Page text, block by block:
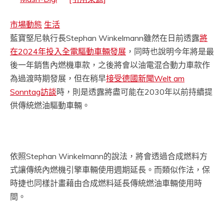
市場動態 生活
藍寶堅尼執行長Stephan Winkelmann雖然在日前透露將
在2024年投入全電驅動車輛發展 ，同時也說明今年將是最
後一年銷售內燃機車款，之後將會以油電混合動力車款作
為過渡時期發展，但在稍早接受德國新聞Welt am
Sonntag訪談時，則是透露將盡可能在2030年以前持續提
供傳統燃油驅動車輛。
依照Stephan Winkelmann的說法，將會透過合成燃料方
式讓傳統內燃機引擎車輛使用週期延長。而類似作法，保
時捷也同樣計畫藉由合成燃料延長傳統燃油車輛使用時
間。